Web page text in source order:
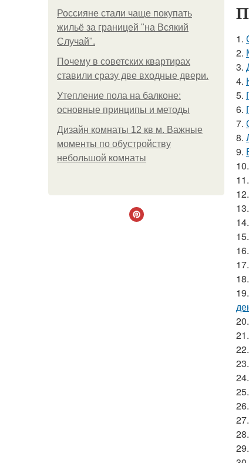
Россияне стали чаще покупать
жильё за границей "на Всякий
Случай".
Почему в советских квартирах
ставили сразу две входные двери.
Утепление пола на балконе:
основные принципы и методы
Дизайн комнаты 12 кв м. Важные
моменты по обустройству
небольшой комнаты
1.
2.
3.
4.
5.
6.
7.
8.
9.
10.
11.
12.
13.
14.
15.
16.
17.
18.
19.
20.
21.
22.
23.
24.
25.
26.
27.
28.
29.